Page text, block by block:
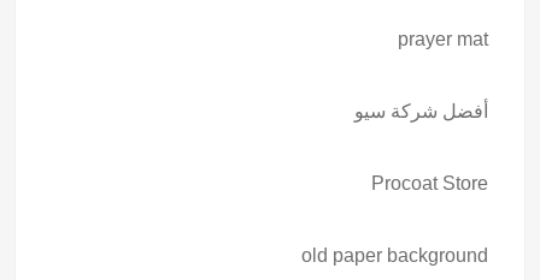
prayer mat
أفضل شركة سيو
Procoat Store
old paper background